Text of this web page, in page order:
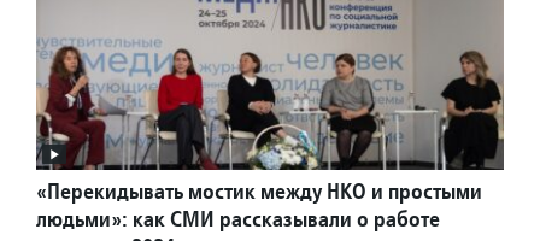
«Перекидывать мостик между НКО и простыми
людьми»: как СМИ рассказывали о работе